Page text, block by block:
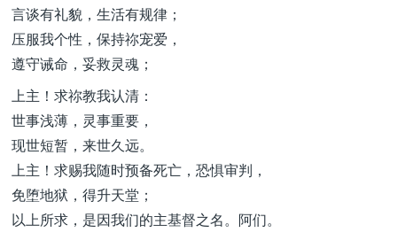
言谈有礼貌，生活有规律；
压服我个性，保持祢宠爱，
遵守诫命，妥救灵魂；
上主！求祢教我认清：
世事浅薄，灵事重要，
现世短暂，来世久远。
上主！求赐我随时预备死亡，恐惧审判，
免堕地狱，得升天堂；
以上所求，是因我们的主基督之名。阿们。